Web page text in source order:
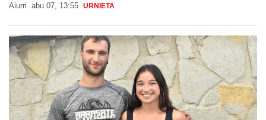
Aiurri abu 07, 13:55 URNIETA